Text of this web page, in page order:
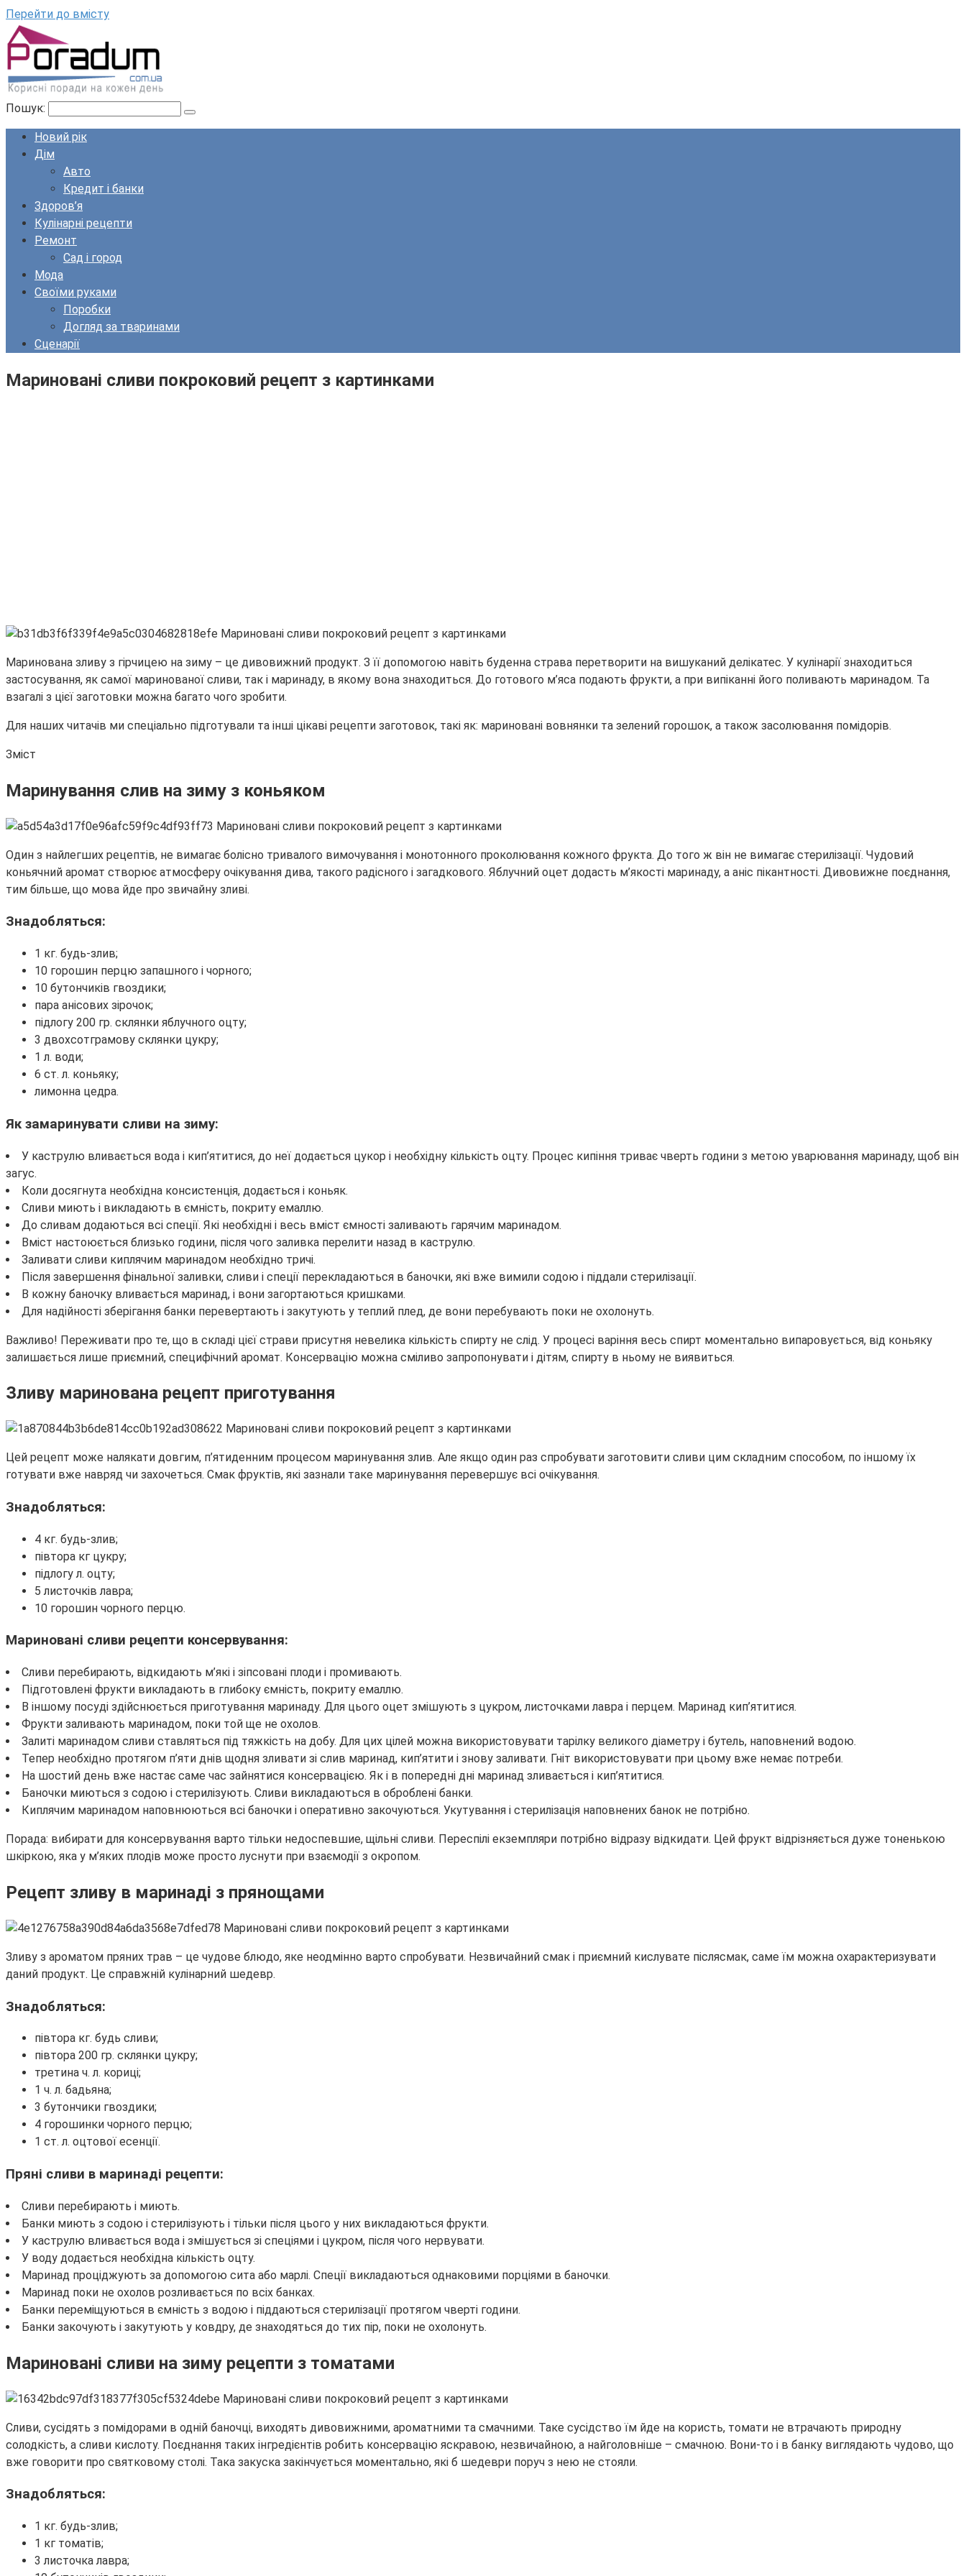
Перейти до вмісту
Пошук:
Новий рік
Дім
Авто
Кредит і банки
Здоров’я
Кулінарні рецепти
Ремонт
Сад і город
Мода
Своїми руками
Поробки
Догляд за тваринами
Сценарії
Мариновані сливи покроковий рецепт з картинками
Маринована зливу з гірчицею на зиму – це дивовижний продукт. З її допомогою навіть буденна страва перетворити на вишуканий делікатес. У кулінарії знаходиться
застосування, як самої маринованої сливи, так і маринаду, в якому вона знаходиться. До готового м’яса подають фрукти, а при випіканні його поливають маринадом. Та
взагалі з цієї заготовки можна багато чого зробити.
Для наших читачів ми спеціально підготували та інші цікаві рецепти заготовок, такі як: мариновані вовнянки та зелений горошок, а також засолювання помідорів.
Зміст
Маринування слив на зиму з коньяком
Один з найлегших рецептів, не вимагає болісно тривалого вимочування і монотонного проколювання кожного фрукта. До того ж він не вимагає стерилізації. Чудовий
коньячний аромат створює атмосферу очікування дива, такого радісного і загадкового. Яблучний оцет додасть м’якості маринаду, а аніс пікантності. Дивовижне поєднання,
тим більше, що мова йде про звичайну зливі.
Знадобляться:
1 кг. будь-злив;
10 горошин перцю запашного і чорного;
10 бутончиків гвоздики;
пара анісових зірочок;
підлогу 200 гр. склянки яблучного оцту;
3 двохсотграмову склянки цукру;
1 л. води;
6 ст. л. коньяку;
лимонна цедра.
Як замаринувати сливи на зиму:
У каструлю вливається вода і кип’ятитися, до неї додається цукор і необхідну кількість оцту. Процес кипіння триває чверть години з метою уварювання маринаду, щоб він
загус.
Коли досягнута необхідна консистенція, додається і коньяк.
Сливи миють і викладають в ємність, покриту емаллю.
До сливам додаються всі спеції. Які необхідні і весь вміст ємності заливають гарячим маринадом.
Вміст настоюється близько години, після чого заливка перелити назад в каструлю.
Заливати сливи киплячим маринадом необхідно тричі.
Після завершення фінальної заливки, сливи і спеції перекладаються в баночки, які вже вимили содою і піддали стерилізації.
В кожну баночку вливається маринад, і вони загортаються кришками.
Для надійності зберігання банки перевертають і закутують у теплий плед, де вони перебувають поки не охолонуть.
Важливо! Переживати про те, що в складі цієї страви присутня невелика кількість спирту не слід. У процесі варіння весь спирт моментально випаровується, від коньяку
залишається лише приємний, специфічний аромат. Консервацію можна сміливо запропонувати і дітям, спирту в ньому не виявиться.
Зливу маринована рецепт приготування
Цей рецепт може налякати довгим, п’ятиденним процесом маринування злив. Але якщо один раз спробувати заготовити сливи цим складним способом, по іншому їх
готувати вже навряд чи захочеться. Смак фруктів, які зазнали таке маринування перевершує всі очікування.
Знадобляться:
4 кг. будь-злив;
півтора кг цукру;
підлогу л. оцту;
5 листочків лавра;
10 горошин чорного перцю.
Мариновані сливи рецепти консервування:
Сливи перебирають, відкидають м’які і зіпсовані плоди і промивають.
Підготовлені фрукти викладають в глибоку ємність, покриту емаллю.
В іншому посуді здійснюється приготування маринаду. Для цього оцет змішують з цукром, листочками лавра і перцем. Маринад кип’ятитися.
Фрукти заливають маринадом, поки той ще не охолов.
Залиті маринадом сливи ставляться під тяжкість на добу. Для цих цілей можна використовувати тарілку великого діаметру і бутель, наповнений водою.
Тепер необхідно протягом п’яти днів щодня зливати зі слив маринад, кип’ятити і знову заливати. Гніт використовувати при цьому вже немає потреби.
На шостий день вже настає саме час зайнятися консервацією. Як і в попередні дні маринад зливається і кип’ятитися.
Баночки миються з содою і стерилізують. Сливи викладаються в оброблені банки.
Киплячим маринадом наповнюються всі баночки і оперативно закочуються. Укутування і стерилізація наповнених банок не потрібно.
Порада: вибирати для консервування варто тільки недоспевшие, щільні сливи. Переспілі екземпляри потрібно відразу відкидати. Цей фрукт відрізняється дуже тоненькою
шкіркою, яка у м’яких плодів може просто луснути при взаємодії з окропом.
Рецепт зливу в маринаді з прянощами
Зливу з ароматом пряних трав – це чудове блюдо, яке неодмінно варто спробувати. Незвичайний смак і приємний кислувате післясмак, саме їм можна охарактеризувати
даний продукт. Це справжній кулінарний шедевр.
Знадобляться:
півтора кг. будь сливи;
півтора 200 гр. склянки цукру;
третина ч. л. кориці;
1 ч. л. бадьяна;
3 бутончики гвоздики;
4 горошинки чорного перцю;
1 ст. л. оцтової есенції.
Пряні сливи в маринаді рецепти:
Сливи перебирають і миють.
Банки миють з содою і стерилізують і тільки після цього у них викладаються фрукти.
У каструлю вливається вода і змішується зі спеціями і цукром, після чого нервувати.
У воду додається необхідна кількість оцту.
Маринад проціджують за допомогою сита або марлі. Спеції викладаються однаковими порціями в баночки.
Маринад поки не охолов розливається по всіх банках.
Банки переміщуються в ємність з водою і піддаються стерилізації протягом чверті години.
Банки закочують і закутують у ковдру, де знаходяться до тих пір, поки не охолонуть.
Мариновані сливи на зиму рецепти з томатами
Сливи, сусідять з помідорами в одній баночці, виходять дивовижними, ароматними та смачними. Таке сусідство їм йде на користь, томати не втрачають природну
солодкість, а сливи кислоту. Поєднання таких інгредієнтів робить консервацію яскравою, незвичайною, а найголовніше – смачною. Вони-то і в банку виглядають чудово, що
вже говорити про святковому столі. Така закуска закінчується моментально, які б шедеври поруч з нею не стояли.
Знадобляться:
1 кг. будь-злив;
1 кг томатів;
3 листочка лавра;